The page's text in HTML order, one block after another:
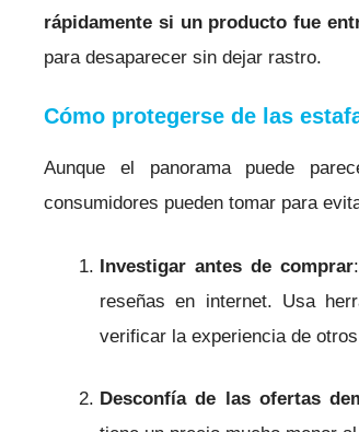
rápidamente si un producto fue
para desaparecer sin dejar rastro.
Cómo protegerse de las
Aunque el panorama puede
consumidores pueden tomar para
Investigar antes de comprar
reseñas en internet. Usa
verificar la experiencia de
Desconfía de las ofertas